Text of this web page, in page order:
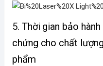
5. Thời gian bảo
chứng cho chất
phẩm